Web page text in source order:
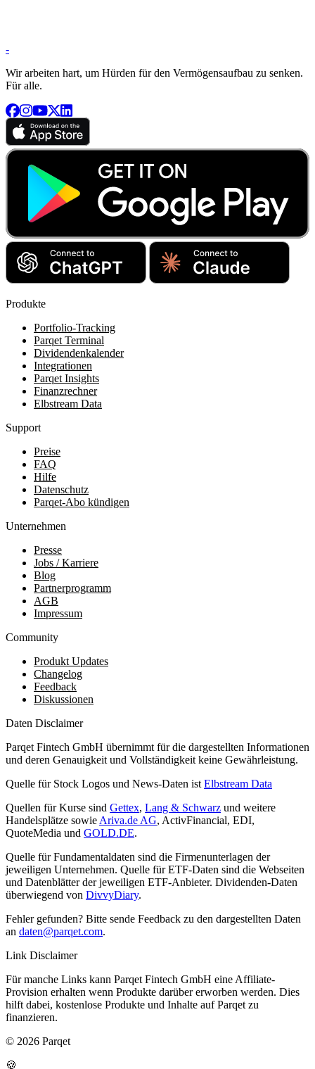
-
Wir arbeiten hart, um Hürden für den Vermögensaufbau zu senken.
Für alle.
Produkte
Portfolio-Tracking
Parqet Terminal
Dividendenkalender
Integrationen
Parqet Insights
Finanzrechner
Elbstream Data
Support
Preise
FAQ
Hilfe
Datenschutz
Parqet-Abo kündigen
Unternehmen
Presse
Jobs / Karriere
Blog
Partnerprogramm
AGB
Impressum
Community
Produkt Updates
Changelog
Feedback
Diskussionen
Daten Disclaimer
Parqet Fintech GmbH übernimmt für die dargestellten Informationen
und deren Genauigkeit und Vollständigkeit keine Gewährleistung.
Quelle für Stock Logos und News-Daten ist Elbstream Data
Quellen für Kurse sind Gettex, Lang & Schwarz und weitere
Handelsplätze sowie Ariva.de AG, ActivFinancial, EDI,
QuoteMedia und GOLD.DE.
Quelle für Fundamentaldaten sind die Firmenunterlagen der
jeweiligen Unternehmen. Quelle für ETF-Daten sind die Webseiten
und Datenblätter der jeweiligen ETF-Anbieter. Dividenden-Daten
überwiegend von DivvyDiary.
Fehler gefunden? Bitte sende Feedback zu den dargestellten Daten
an daten@parqet.com.
Link Disclaimer
Für manche Links kann Parqet Fintech GmbH eine Affiliate-
Provision erhalten wenn Produkte darüber erworben werden. Dies
hilft dabei, kostenlose Produkte und Inhalte auf Parqet zu
finanzieren.
© 2026 Parqet
🍪